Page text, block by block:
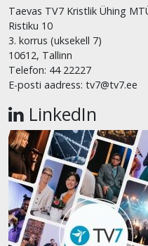
Taevas TV7 Kristlik Ühing
Ristiku 10
3. korrus (uksekell 7)
10612, Tallinn
Telefon: 44 22227
E-posti aadress: tv7@tv7.ee
LinkedIn